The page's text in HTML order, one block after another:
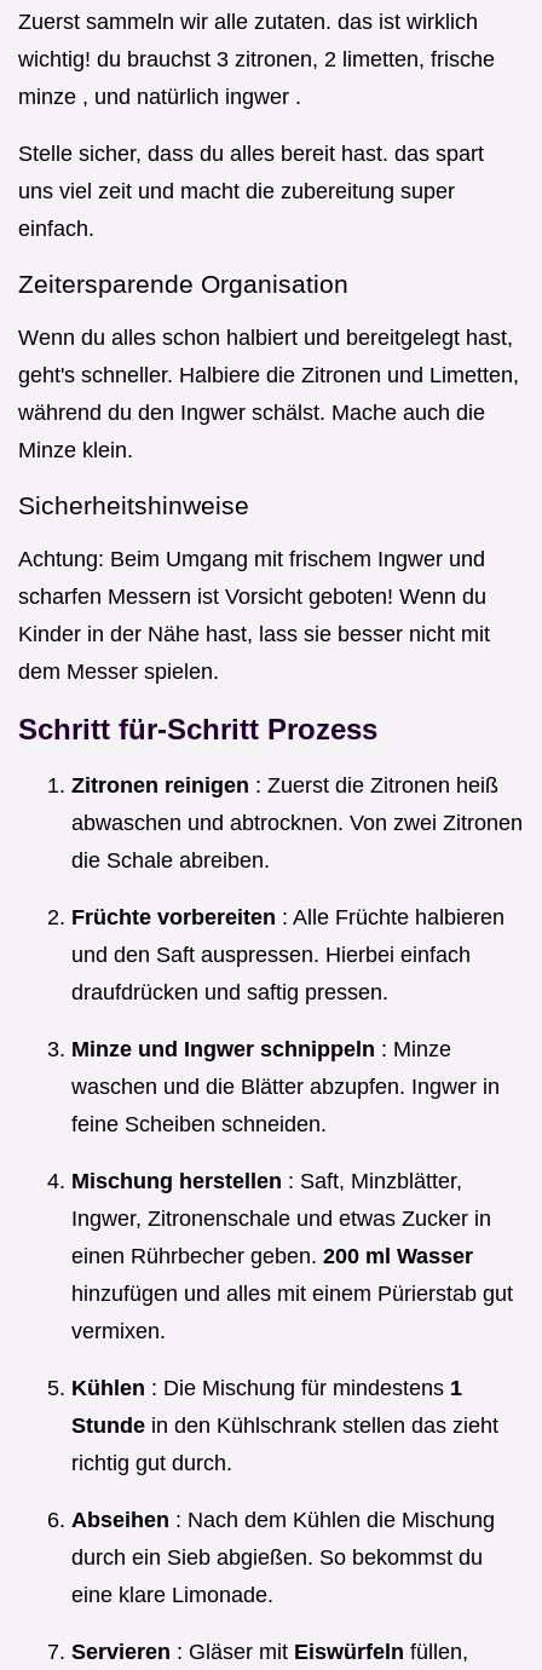
Zuerst sammeln wir alle zutaten. das ist wirklich
wichtig! du brauchst 3 zitronen, 2 limetten, frische
minze , und natürlich ingwer .
Stelle sicher, dass du alles bereit hast. das spart
uns viel zeit und macht die zubereitung super
einfach.
Zeitersparende Organisation
Wenn du alles schon halbiert und bereitgelegt hast,
geht's schneller. Halbiere die Zitronen und Limetten,
während du den Ingwer schälst. Mache auch die
Minze klein.
Sicherheitshinweise
Achtung: Beim Umgang mit frischem Ingwer und
scharfen Messern ist Vorsicht geboten! Wenn du
Kinder in der Nähe hast, lass sie besser nicht mit
dem Messer spielen.
Schritt für-Schritt Prozess
Zitronen reinigen : Zuerst die Zitronen heiß
abwaschen und abtrocknen. Von zwei Zitronen
die Schale abreiben.
Früchte vorbereiten : Alle Früchte halbieren
und den Saft auspressen. Hierbei einfach
draufdrücken und saftig pressen.
Minze und Ingwer schnippeln : Minze
waschen und die Blätter abzupfen. Ingwer in
feine Scheiben schneiden.
Mischung herstellen : Saft, Minzblätter,
Ingwer, Zitronenschale und etwas Zucker in
einen Rührbecher geben. 200 ml Wasser
hinzufügen und alles mit einem Pürierstab gut
vermixen.
Kühlen : Die Mischung für mindestens 1
Stunde in den Kühlschrank stellen das zieht
richtig gut durch.
Abseihen : Nach dem Kühlen die Mischung
durch ein Sieb abgießen. So bekommst du
eine klare Limonade.
Servieren : Gläser mit Eiswürfeln füllen,